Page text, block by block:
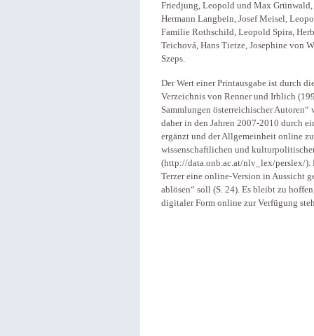
Friedjung, Leopold und Max
Hermann Langbein, Josef Meisel,
Familie Rothschild, Leopold Spira,
Teichová, Hans Tietze, Josephine von
Szeps.
Der Wert einer Printausgabe ist durch
Verzeichnis von Renner und Irblich
Sammlungen österreichischer
daher in den Jahren 2007-2010 durch
ergänzt und der Allgemeinheit online
wissenschaftlichen und
(http://data.onb.ac.at/nlv_lex/perslex/).
Terzer eine online-Version in Aussicht
ablösen“ soll (S. 24). Es bleibt zu
digitaler Form online zur Verfügung